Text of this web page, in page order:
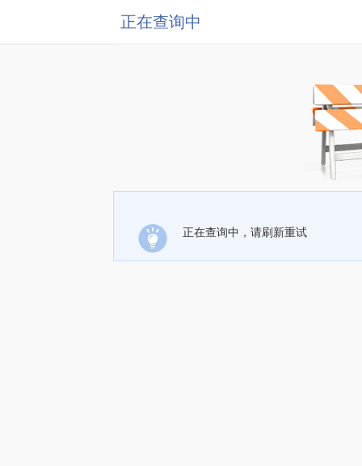
正在查询中
正在查询中，请刷新重试